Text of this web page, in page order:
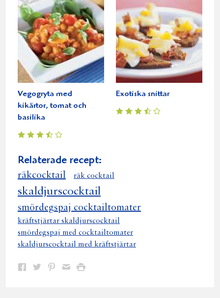
Vegogryta med
kikärtor, tomat och
basilika
Exotiska snittar
Relaterade recept:
räkcocktail räk cocktail
skaldjurscocktail
smördegspaj cocktailtomater
kräftstjärtar skaldjurscocktail
smördegspaj med cocktailtomater
skaldjurscocktail med kräftstjärtar
Dela Dela Dela DelaSkriv